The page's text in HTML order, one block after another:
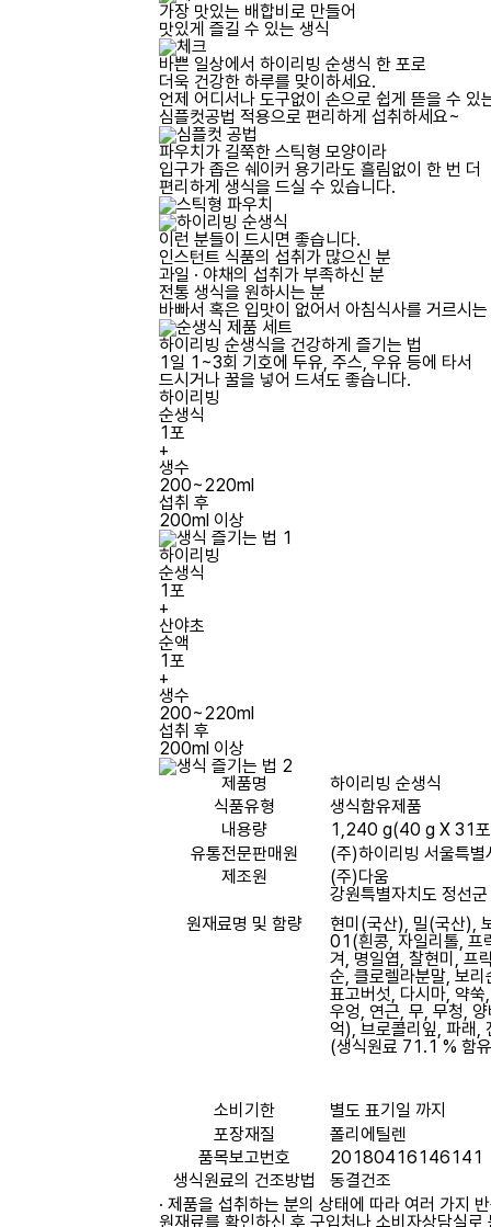
가장 맛있는 배합비로 만들어
맛있게 즐길 수 있는 생식
바쁜 일상에서 하이리빙 순생식 한 포로
더욱 건강한 하루를 맞이하세요.
언제 어디서나 도구없이 손으로 쉽게 뜯을 수 있
심플컷공법 적용으로 편리하게 섭취하세요~
파우치가 길쭉한 스틱형 모양이라
입구가 좁은 쉐이커 용기라도 흘림없이 한 번 더
편리하게 생식을 드실 수 있습니다.
이런 분들이 드시면 좋습니다.
인스턴트 식품의 섭취가 많으신 분
과일 · 야채의 섭취가 부족하신 분
전통 생식을 원하시는 분
바빠서 혹은 입맛이 없어서 아침식사를 거르시
하이리빙 순생식을 건강하게 즐기는 법
1일 1~3회 기호에 두유, 주스, 우유 등에 타서
드시거나 꿀을 넣어 드셔도 좋습니다.
하이리빙
순생식
1포
+
생수
200~220ml
섭취 후
200ml 이상
하이리빙
순생식
1포
+
산야초
순액
1포
+
생수
200~220ml
섭취 후
200ml 이상
제품명
하이리빙 순생식
식품유형
생식함유제품
내용량
1,240 g(40 g X 31
유통전문판매원
(주)하이리빙 서울특
제조원
(주)다움
강원특별자치도 정선
원재료명 및 함량
현미(국산), 밀(국산),
01(흰콩, 자일리톨, 프
겨, 명일엽, 찰현미, 프
순, 클로렐라분말, 보
표고버섯, 다시마, 약
우엉, 연근, 무, 무청,
억), 브로콜리잎, 파래,
(생식원료 71.1 % 함
소비기한
별도 표기일 까지
포장재질
폴리에틸렌
품목보고번호
20180416146141
생식원료의 건조방법
동결건조
· 제품을 섭취하는 분의 상태에 따라 여러 가지
원재료를 확인하신 후 구입처나 소비자상담실